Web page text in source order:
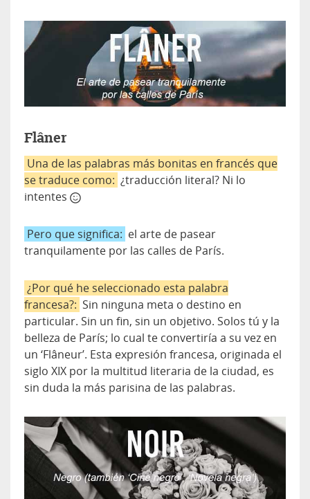
Flâner
Una de las palabras más bonitas en francés que
se traduce como: ¿traducción literal? Ni lo
intentes
Pero que significa: el arte de pasear
tranquilamente por las calles de París.
¿Por qué he seleccionado esta palabra
francesa?: Sin ninguna meta o destino en
particular. Sin un fin, sin un objetivo. Solos tú y la
belleza de París; lo cual te convertiría a su vez en
un ‘Flâneur’. Esta expresión francesa, originada el
siglo XIX por la multitud literaria de la ciudad, es
sin duda la más parisina de las palabras.